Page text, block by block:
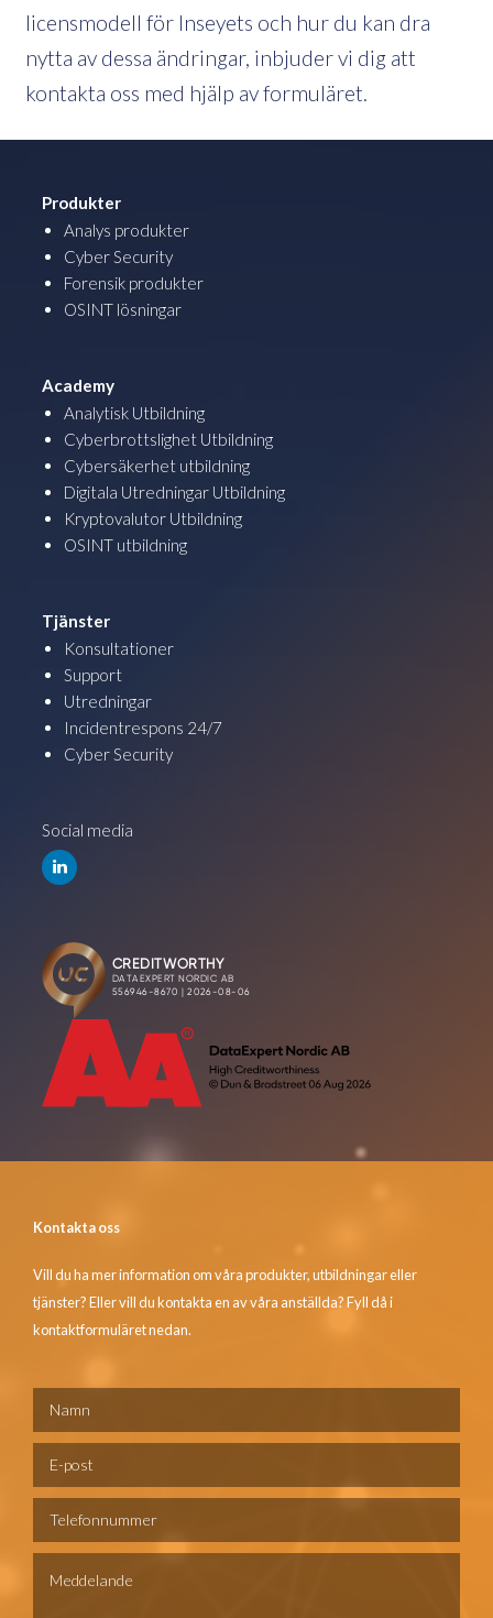
licensmodell för Inseyets och hur du kan dra
nytta av dessa ändringar, inbjuder vi dig att
kontakta oss med hjälp av formuläret.
Produkter
Analys produkter
Cyber Security
Forensik produkter
OSINT lösningar
Academy
Analytisk Utbildning
Cyberbrottslighet Utbildning
Cybersäkerhet utbildning
Digitala Utredningar Utbildning
Kryptovalutor Utbildning
OSINT utbildning
Tjänster
Konsultationer
Support
Utredningar
Incidentrespons 24/7
Cyber Security
Social media
Kontakta oss
Vill du ha mer information om våra produkter, utbildningar eller
tjänster? Eller vill du kontakta en av våra anställda? Fyll då i
kontaktformuläret nedan.